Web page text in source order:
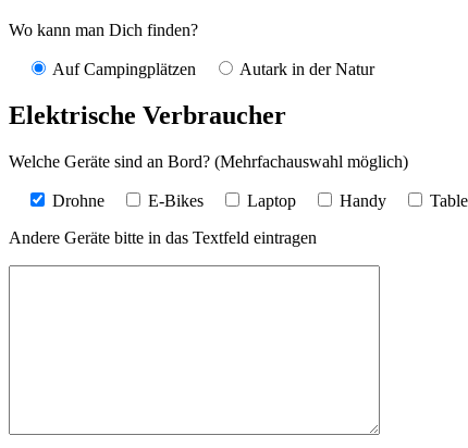
Wo kann man Dich finden?
Auf Campingplätzen Autark in der Natur
Elektrische Verbraucher
Welche Geräte sind an Bord? (Mehrfachauswahl möglich)
Drohne E-Bikes Laptop Handy
Andere Geräte bitte in das Textfeld eintragen